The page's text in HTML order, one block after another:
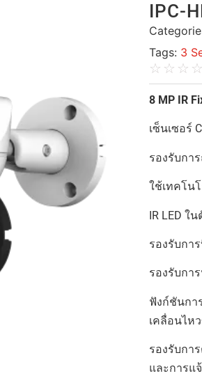
IPC-
Tags: 3
☆ ☆ ☆ ☆
8 MP IR
เซ็นเซอร์
รองรับกา
ใช้เทคโน
IR LED ใ
รองรับกา
รองรับกา
ฟังก์ชันกา
เคลื่อนไห
รองรับกา
และการแ